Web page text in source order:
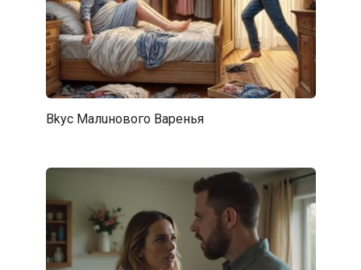
Bkyc Maлuнового Bapeнья